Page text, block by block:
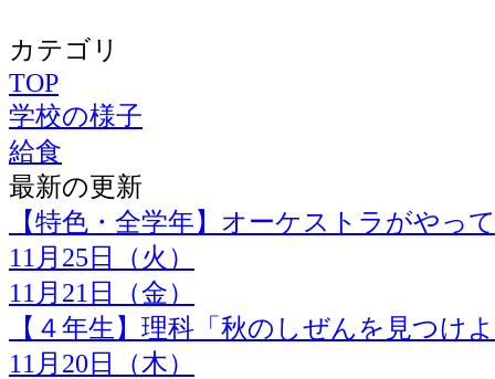
カテゴリ
TOP
学校の様子
給食
最新の更新
【特色・全学年】オーケストラがやっ
11月25日（火）
11月21日（金）
【４年生】理科「秋のしぜんを見つけ
11月20日（木）